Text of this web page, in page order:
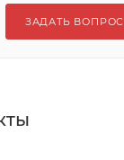
ЗАДАТЬ ВОПРОС